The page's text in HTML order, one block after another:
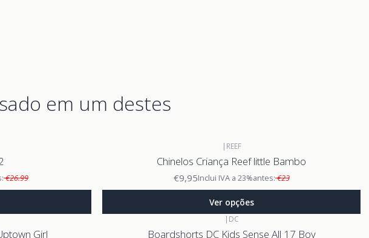
em um destes
€26.99
| REEF
Chinelos Criança Reef little Bambo
€9,95Inclui IVA a 23%antes:€23
Ver opções
Girl
| DC
Boardshorts DC Kids Sense All 17 Boy